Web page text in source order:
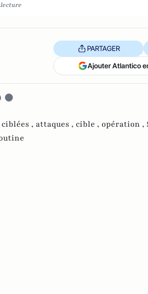
PARTAGER
Ajouter Atlantico
, attaques , cible , opération ,